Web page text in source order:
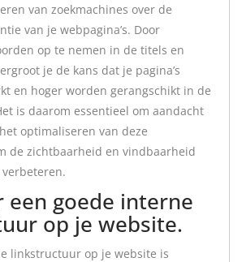
van zoekmachines over de
van je webpagina’s. Door
op te nemen in de titels en
je de kans dat je pagina’s
en hoger worden gerangschikt in de
is daarom essentieel om aandacht
optimaliseren van deze
de zichtbaarheid en vindbaarheid
een goede interne
op je website.
linkstructuur op je website is